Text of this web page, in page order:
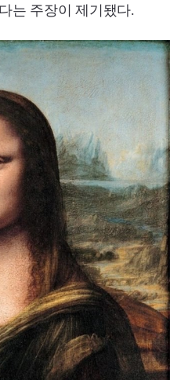
는 주장이 제기됐다.